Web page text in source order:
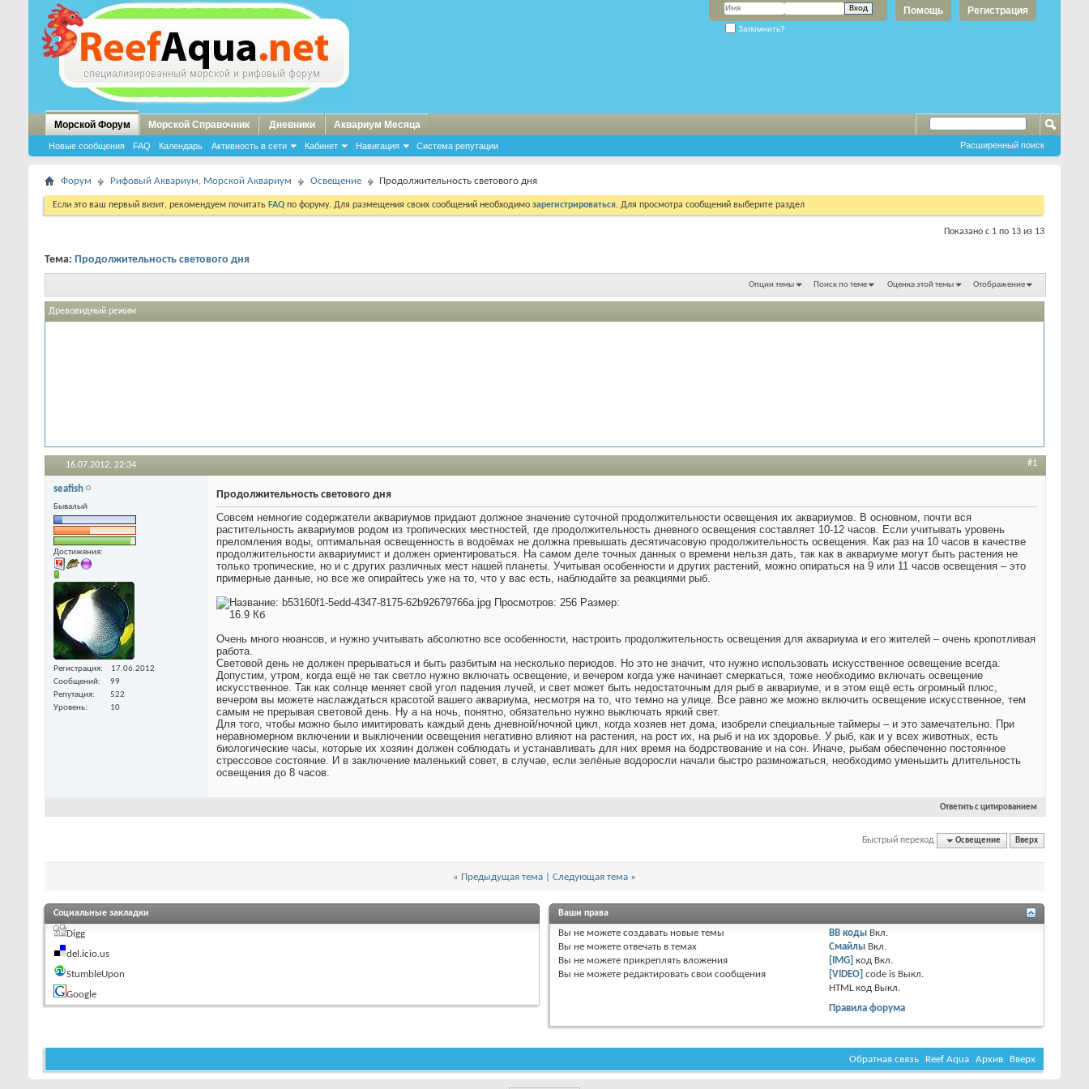
Регистрация
Помощь
Запомнить?
Морской Форум
Новые сообщения FAQ Календарь Активность в сети Кабинет Навигация Система репутации
Морской Справочник Дневники Аквариум Месяца
Расширенный поиск
Форум Рифовый Аквариум, Морской Аквариум Освещение Продолжительность светового дня
Если это ваш первый визит, рекомендуем почитать FAQ по форуму. Для размещения своих сообщений необходимо зарегистрироваться. Для просмотра сообщений выберите раздел
Показано с 1 по 13 из 13
Тема: Продолжительность светового дня
Опции темы Поиск по теме Оценка этой темы Отображение
Древовидный режим
16.07.2012, 22:34 #1
seafish
Бывалый
Достижения:
Регистрация
17.06.2012
Сообщений
99
Репутация
522
Уровень
10
Продолжительность светового дня
Совсем немногие содержатели аквариумов придают должное значение суточной продолжительности освещения их аквариумов. В основном, почти вся
растительность аквариумов родом из тропических местностей, где продолжительность дневного освещения составляет 10-12 часов. Если учитывать уровень
преломления воды, оптимальная освещенность в водоёмах не должна превышать десятичасовую продолжительность освещения. Как раз на 10 часов в качестве
продолжительности аквариумист и должен ориентироваться. На самом деле точных данных о времени нельзя дать, так как в аквариуме могут быть растения не
только тропические, но и с других различных мест нашей планеты. Учитывая особенности и других растений, можно опираться на 9 или 11 часов освещения – это
примерные данные, но все же опирайтесь уже на то, что у вас есть, наблюдайте за реакциями рыб.
Очень много нюансов, и нужно учитывать абсолютно все особенности, настроить продолжительность освещения для аквариума и его жителей – очень кропотливая
работа.
Световой день не должен прерываться и быть разбитым на несколько периодов. Но это не значит, что нужно использовать искусственное освещение всегда.
Допустим, утром, когда ещё не так светло нужно включать освещение, и вечером когда уже начинает смеркаться, тоже необходимо включать освещение
искусственное. Так как солнце меняет свой угол падения лучей, и свет может быть недостаточным для рыб в аквариуме, и в этом ещё есть огромный плюс,
вечером вы можете наслаждаться красотой вашего аквариума, несмотря на то, что темно на улице. Все равно же можно включить освещение искусственное, тем
самым не прерывая световой день. Ну а на ночь, понятно, обязательно нужно выключать яркий свет.
Для того, чтобы можно было имитировать каждый день дневной/ночной цикл, когда хозяев нет дома, изобрели специальные таймеры – и это замечательно. При
неравномерном включении и выключении освещения негативно влияют на растения, на рост их, на рыб и на их здоровье. У рыб, как и у всех животных, есть
биологические часы, которые их хозяин должен соблюдать и устанавливать для них время на бодрствование и на сон. Иначе, рыбам обеспеченно постоянное
стрессовое состояние. И в заключение маленький совет, в случае, если зелёные водоросли начали быстро размножаться, необходимо уменьшить длительность
освещения до 8 часов.
Ответить с цитированием
Быстрый переход Освещение Вверх
« Предыдущая тема Следующая тема »
Социальные закладки
Digg
del.icio.us
StumbleUpon
Google
Ваши права
Вы не можете создавать новые темы
Вы не можете отвечать в темах
Вы не можете прикреплять вложения
Вы не можете редактировать свои сообщения
BB коды Вкл.
Смайлы Вкл.
[IMG] код Вкл.
[VIDEO] code is Выкл.
HTML код Выкл.
Правила форума
Обратная связь Reef Aqua Архив Вверх